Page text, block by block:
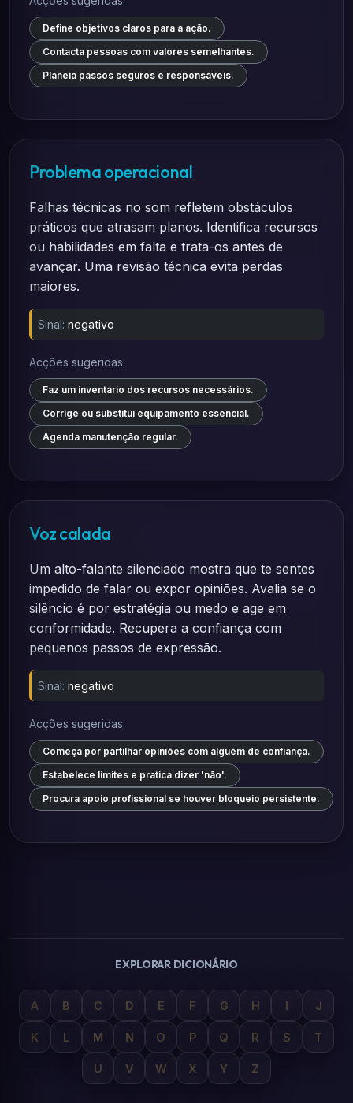
Define objetivos claros para a ação.
Contacta pessoas com valores semelhantes.
Planeia passos seguros e responsáveis.
Problema operacional
Falhas técnicas no som refletem obstáculos
práticos que atrasam planos. Identifica recursos
ou habilidades em falta e trata-os antes de
avançar. Uma revisão técnica evita perdas
maiores.
Sinal: negativo
Acções sugeridas:
Faz um inventário dos recursos necessários.
Corrige ou substitui equipamento essencial.
Agenda manutenção regular.
Voz calada
Um alto-falante silenciado mostra que te sentes
impedido de falar ou expor opiniões. Avalia se o
silêncio é por estratégia ou medo e age em
conformidade. Recupera a confiança com
pequenos passos de expressão.
Sinal: negativo
Acções sugeridas:
Começa por partilhar opiniões com alguém de confiança.
Estabelece limites e pratica dizer 'não'.
Procura apoio profissional se houver bloqueio persistente.
EXPLORAR DICIONÁRIO
A B C D E F G H I J
K L M N O P Q R S T
U V W X Y Z